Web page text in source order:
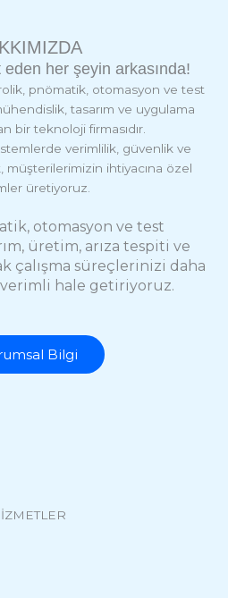
her şeyin arkasında!
pnömatik, otomasyon ve test
tasarım ve uygulama
bir teknoloji firmasıdır.
verimlilik, güvenlik ve
müşterilerimizin ihtiyacına özel
üretiyoruz.
otomasyon ve test
üretim, arıza tespiti ve
çalışma süreçlerinizi daha
verimli hale getiriyoruz.
Bilgi